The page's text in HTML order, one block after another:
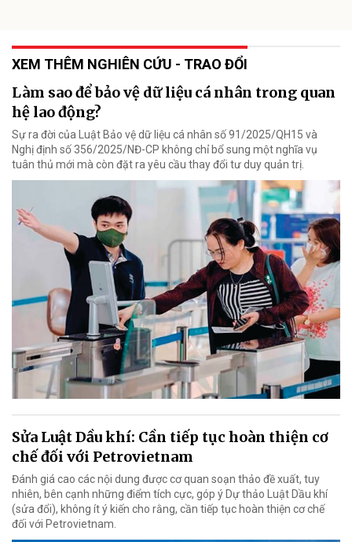
XEM THÊM NGHIÊN CỨU - TRAO ĐỔI
Làm sao để bảo vệ dữ liệu cá nhân trong quan
hệ lao động?
Sự ra đời của Luật Bảo vệ dữ liệu cá nhân số 91/2025/QH15 và
Nghị định số 356/2025/NĐ-CP không chỉ bổ sung một nghĩa vụ
tuân thủ mới mà còn đặt ra yêu cầu thay đổi tư duy quản trị.
Sửa Luật Dầu khí: Cần tiếp tục hoàn thiện cơ
chế đối với Petrovietnam
Đánh giá cao các nội dung được cơ quan soạn thảo đề xuất, tuy
nhiên, bên cạnh những điểm tích cực, góp ý Dự thảo Luật Dầu khí
(sửa đổi), không ít ý kiến cho rằng, cần tiếp tục hoàn thiện cơ chế
đối với Petrovietnam.